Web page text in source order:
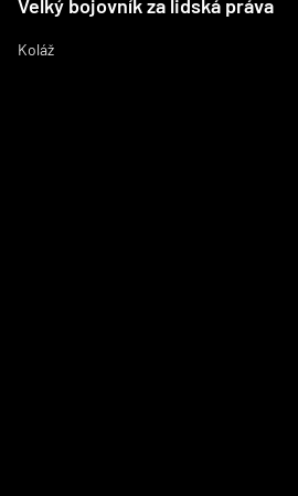
Velký bojovník za lidská práva
Koláž